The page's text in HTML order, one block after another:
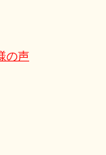
の声